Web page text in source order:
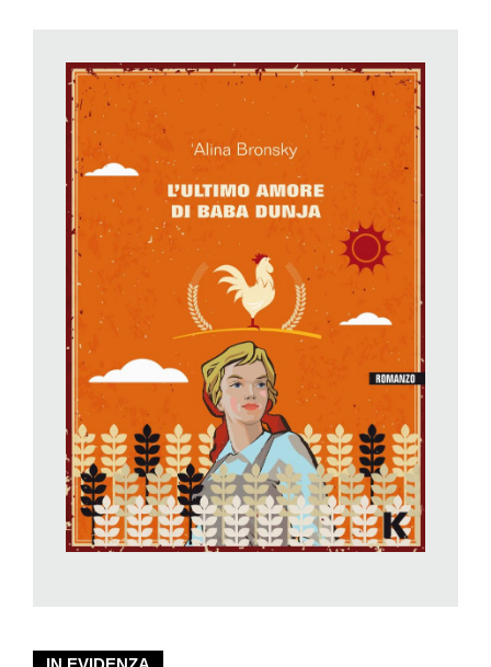
righe, le maniche arrotolate, gli avambracci muscolosi e le
scarpe lucide. Era un dandy, all’inizio. È morto in fretta».
Alla stessa stregua di un’altra manciata di reietti che,
seguendo il suo esempio, hanno fatto ritorno alla spicciolata
nel villaggio evacuato decenni prima, Baba Dunja trascorre
una vita sospesa senza domani, ma appagata. Le autorità e la
Milizia chiudono un occhio su quell’abusivismo unico al
mondo, forse consapevoli che, in fondo, lì la grassa Marja, il
vecchio Sidorov, il debole Petrov e pochi altri, qualche gatto e
una moltitudine di ragni, non possano dare fastidio a nessuno.
Forse, egoisticamente, anche perché è sicuramente meglio
per tutti che persone talmente contaminate da essere
radioattive, se ne stiano per conto loro, lontane dagli occhi e
soprattutto dai corpi altrui.
Quella raccontata dalla giovane Alina Bronsky, che all’epoca
del disastro nucleare aveva solamente otto anni, è una storia
colma di grazia e di silente emozione, il corrispettivo letterario
e poetico dell’indimenticabile raccolta di testimonianze della
Premio Nobel 2015 Svetlana Aleksievič,Preghiera per